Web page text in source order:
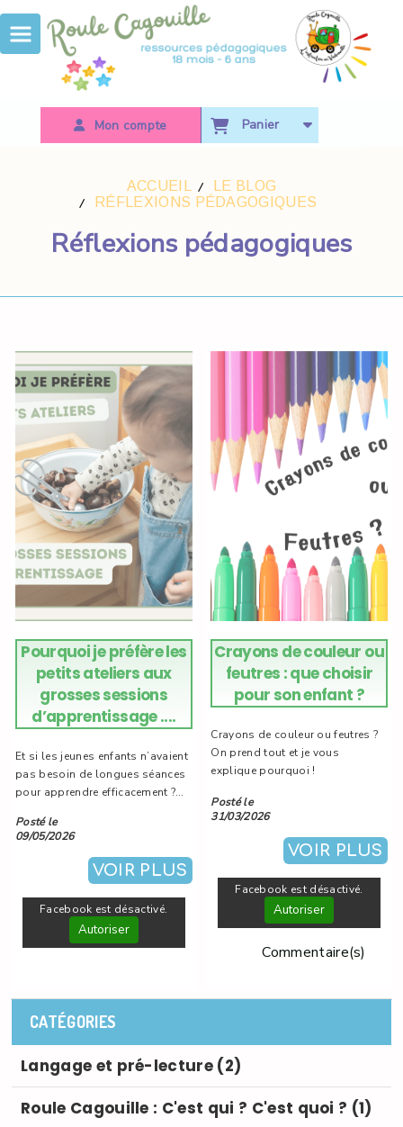
Mon compte Panier
ACCUEIL
LE BLOG
RÉFLEXIONS PÉDAGOGIQUES
Réflexions pédagogiques
Pourquoi je préfère les
petits ateliers aux
grosses sessions
d’apprentissage ....
Et si les jeunes enfants n’avaient
pas besoin de longues séances
pour apprendre efficacement ?
apprentissages les plus riches
moments simples, concrets et
sans pression.
Posté le
09/05/2026
VOIR PLUS
Facebook est désactivé.
Autoriser
Crayons de couleur ou
feutres : que choisir
pour son enfant ?
Crayons de couleur ou feutres ?
On prend tout et je vous
explique pourquoi !
Posté le
31/03/2026
VOIR PLUS
Facebook est désactivé.
Autoriser
Commentaire(s)
CATÉGORIES
Langage et pré-lecture (2)
Roule Cagouille : C'est qui ? C'est quoi ? (1)
Panneau de gestion des cookies